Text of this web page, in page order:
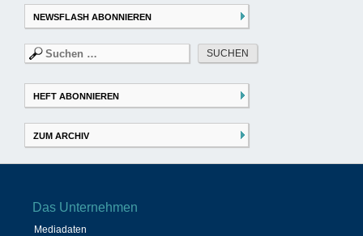
NEWSFLASH ABONNIEREN
Suchen
nach:
HEFT ABONNIEREN
ZUM ARCHIV
Das Unternehmen
Mediadaten